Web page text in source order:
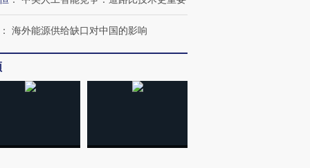
： 海外能源供给缺口对中国的影响